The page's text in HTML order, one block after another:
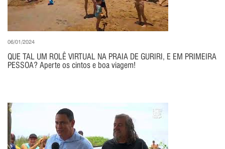
06/01/2024
QUE TAL UM ROLÊ VIRTUAL NA PRAIA DE GURIRI, E EM PRIMEIRA
PESSOA? Aperte os cintos e boa viagem!